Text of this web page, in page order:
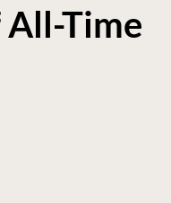
Time